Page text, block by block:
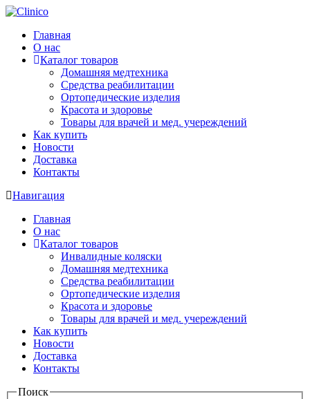
Главная
О нас
Каталог товаров
Домашняя медтехника
Средства реабилитации
Ортопедические изделия
Красота и здоровье
Товары для врачей и мед. учереждений
Как купить
Новости
Доставка
Контакты
Навигация
Главная
О нас
Каталог товаров
Инвалидные коляски
Домашняя медтехника
Средства реабилитации
Ортопедические изделия
Красота и здоровье
Товары для врачей и мед. учереждений
Как купить
Новости
Доставка
Контакты
Поиск